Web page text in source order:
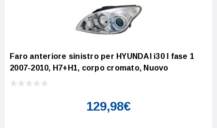
Faro anteriore sinistro per HYUNDAI i30 I fase 1
2007-2010, H7+H1, corpo cromato, Nuovo
129,98€